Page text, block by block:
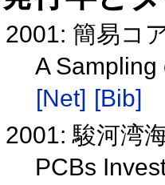
2001: 簡易コ
A
[Net] [Bib]
2001: 駿河湾
PCBs